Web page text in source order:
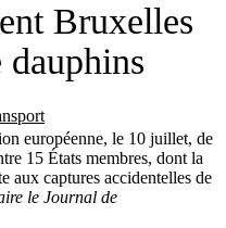
Bruxelles
dauphins
européenne, le 10 juillet, de
15 États membres, dont la
aux captures accidentelles de
le Journal de